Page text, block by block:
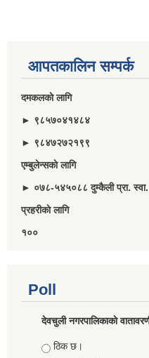
आपतकालिन सम्पर्क
दमकलकाे लागि
► ९८५७०४१४८४
► ९८४७२७२१९९
एम्बुलेन्सकाे लागि
► ०७८-५४५०८८ दुम्कैली प्रा.
प्रहरीकाे लागि
१००
Poll
देवचुली नगरपालिकाकाे
Choices
ठिक छ।